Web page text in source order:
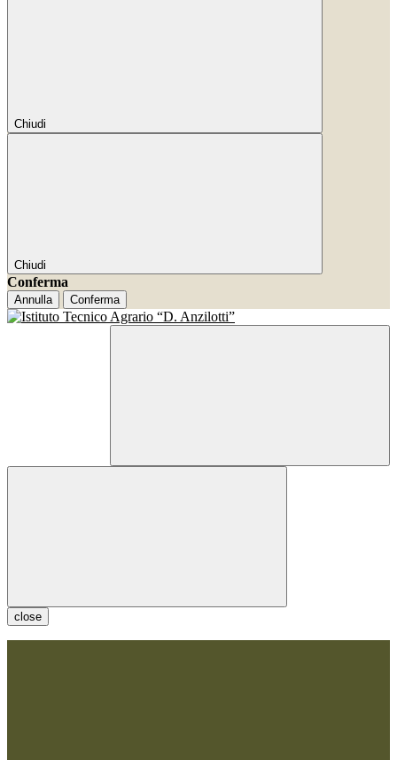
Chiudi
Chiudi
Conferma
Annulla Conferma
close